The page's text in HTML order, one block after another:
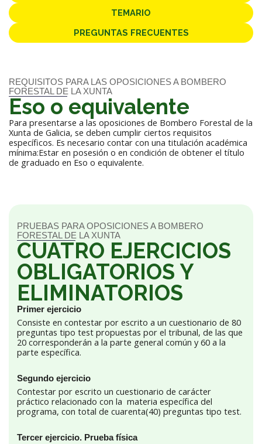
TEMARIO
PREGUNTAS FRECUENTES
REQUISITOS PARA LAS OPOSICIONES A BOMBERO
FORESTAL DE LA XUNTA
Eso o equivalente
Para presentarse a las oposiciones de Bombero Forestal de la
Xunta de Galicia, se deben cumplir ciertos requisitos
específicos. Es necesario contar con una titulación académica
mínima:Estar en posesión o en condición de obtener el título
de graduado en Eso o equivalente.
PRUEBAS PARA OPOSICIONES A BOMBERO
FORESTAL DE LA XUNTA
CUATRO EJERCICIOS
OBLIGATORIOS Y
ELIMINATORIOS
Primer ejercicio
Consiste en contestar por escrito a un cuestionario de 80
preguntas tipo test propuestas por el tribunal, de las que
20 corresponderán a la parte general común y 60 a la
parte específica.
Segundo ejercicio
Contestar por escrito un cuestionario de carácter
práctico relacionado con la materia específica del
programa, con total de cuarenta(40) preguntas tipo test.
Tercer ejercicio. Prueba física